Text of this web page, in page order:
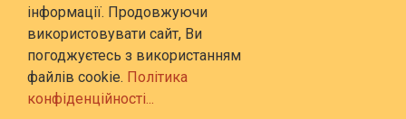
ГОСТ 17.2.3.02-78 Охрана природы. Атмосфера. Правила
установления допустимых выбросов вредных веществ
промышленными предприятиями (Охорона природи.
Атмосфера. Правила встановлення допустимих викидів
шкідливих речовин виробничими підприємствами).
інформації. Продовжуючи
використовувати сайт, Ви
погоджуєтесь з використанням
файлів cookie. Політика
конфіденційності...